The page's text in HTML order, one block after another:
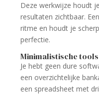
Deze werkwijze houdt
resultaten zichtbaar.
ritme en houdt je
perfectie.
Minimalistische
Je hebt geen dure
een overzichtelijke
een spreadsheet met